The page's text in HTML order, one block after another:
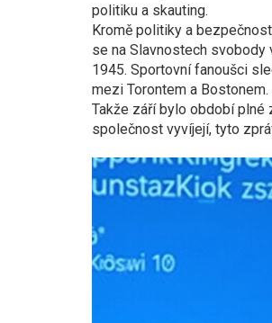
politiku a skauting.
Kromě politiky a
se na Slavnostech
1945. Sportovní fanoušci
mezi Torontem a Bostonem.
Takže září bylo období plné
společnost vyvíjejí, tyto